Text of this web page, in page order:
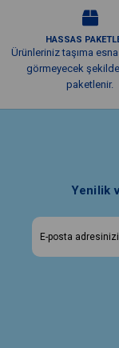
HASSAS
Ürünleriniz taşıma
görmeyecek
paketlenir.
Yenilik